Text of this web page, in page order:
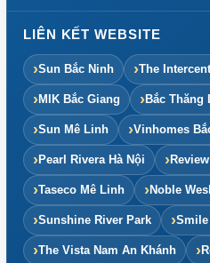
LIÊN KẾT WEBSITE
Sun Bắc Ninh The
MIK Bắc Giang Bắc Thăng
Sun Mê Linh Vinhomes
Pearl Rivera Hà Nội
Taseco Mê Linh Noble
Sunshine River Park
The Vista Nam An Khánh